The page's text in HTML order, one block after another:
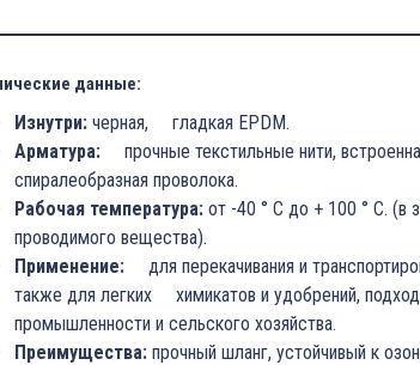
данные:
Изнутри: черная, гладкая EPDM.
Арматура: прочные текстильные нити,
спиралеобразная проволока.
Рабочая температура: от -40 ° C до + 100 ° C. (в
проводимого вещества).
Применение: для перекачивания и
также для легких химикатов и удобрений,
промышленности и сельского хозяйства.
Преимущества: прочный шланг, устойчивый к